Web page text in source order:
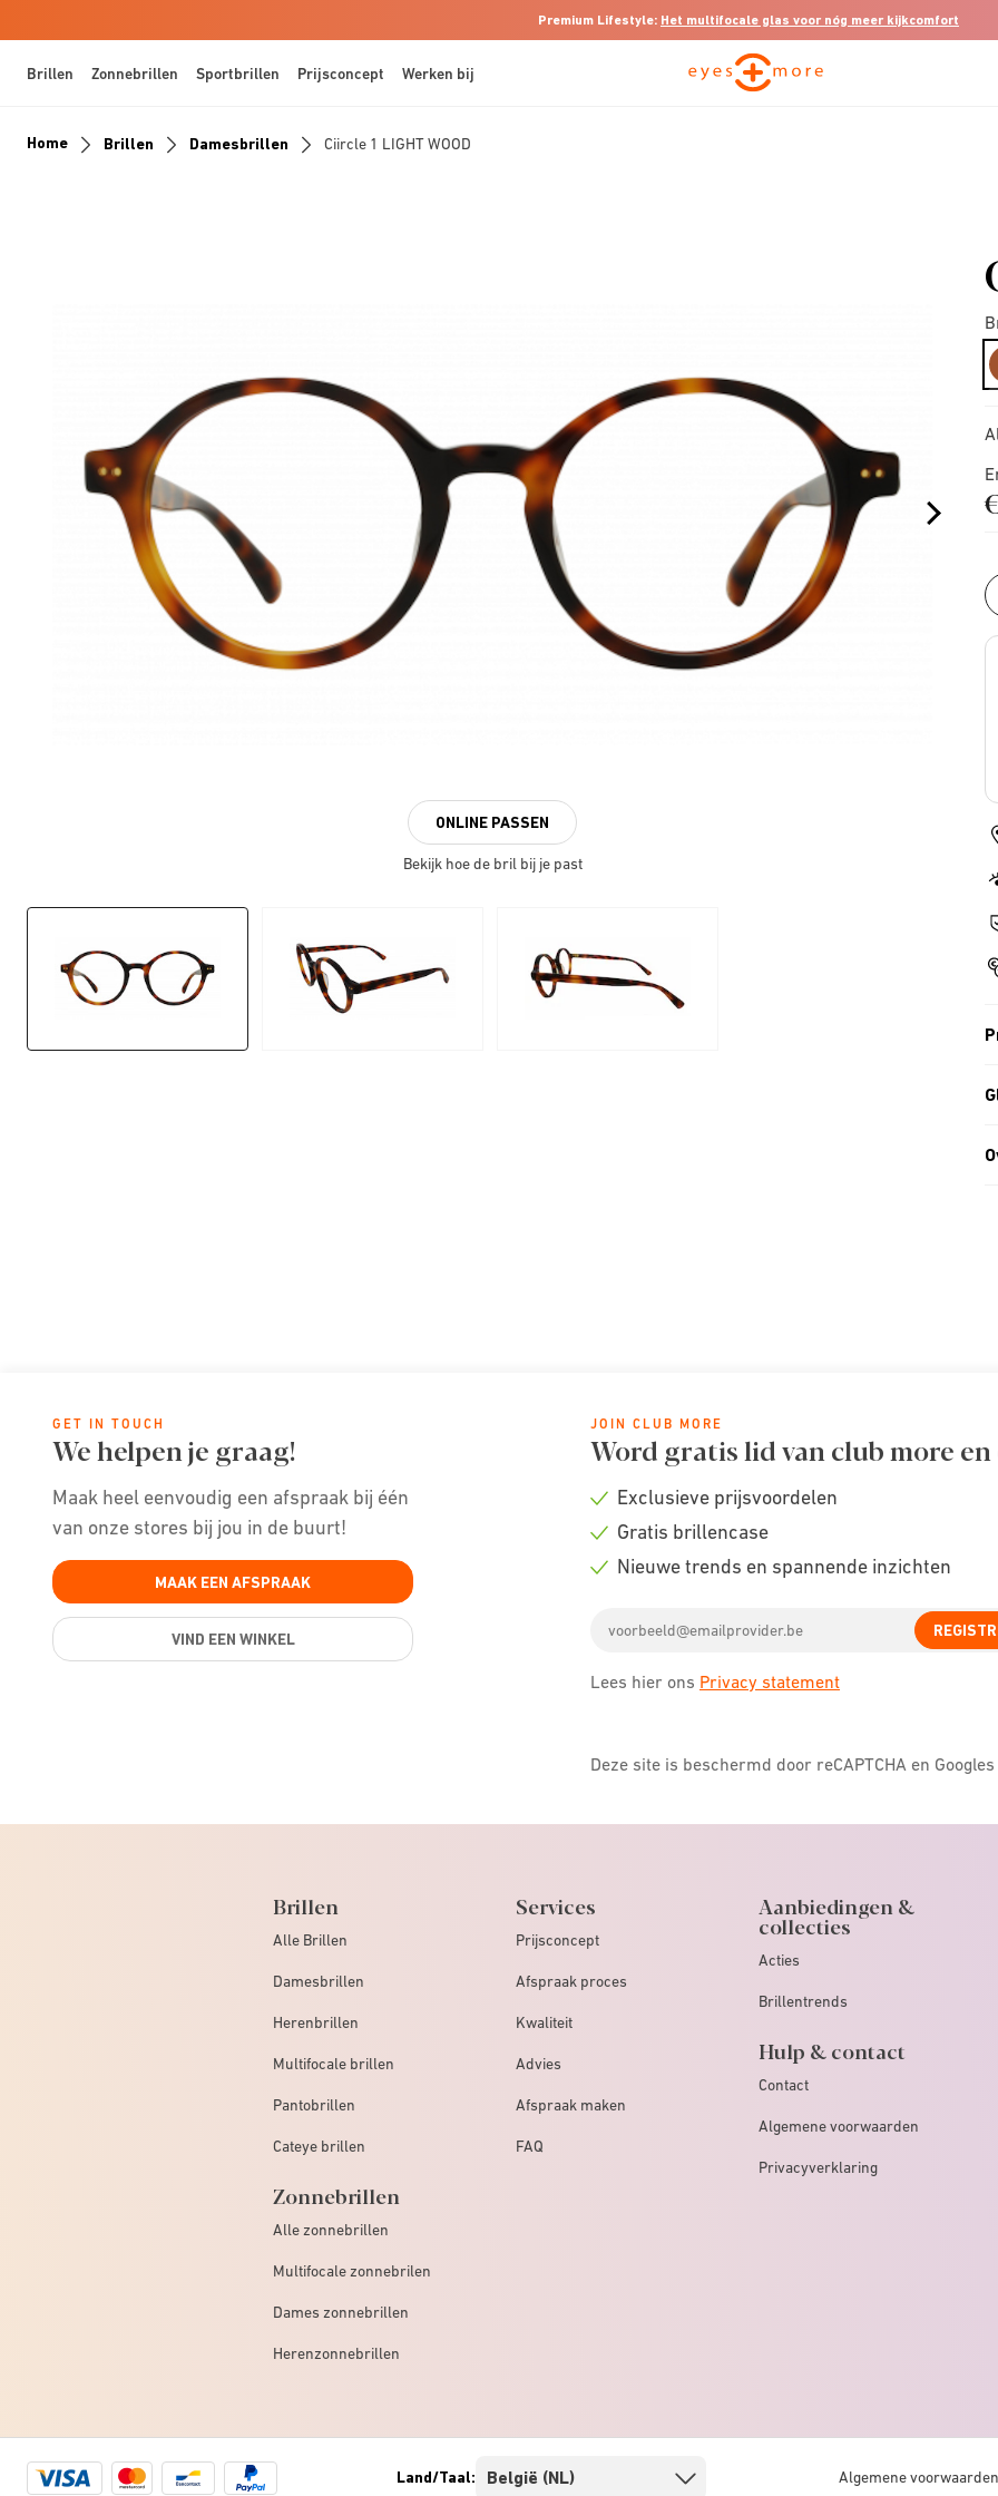
Premium Lifestyle: Het multifocale glas voor nóg meer kijkcomfort
Brillen Zonnebrillen Sportbrillen Prijsconcept Werken bij
Home Brillen Damesbrillen Ciircle 1 LIGHT WOOD
ONLINE PASSEN
Bekijk hoe de bril bij je past
GET IN TOUCH
We helpen je graag!
Maak heel eenvoudig een afspraak bij één
van onze stores bij jou in de buurt!
MAAK EEN AFSPRAAK
VIND EEN WINKEL
JOIN CLUB MORE
Word gratis lid van club more
Check
Exclusieve prijsvoordelen
Check
Gratis brillencase
Nieuwe trends en spannende inzichten
address
Lees hier ons Privacy statement
Deze site is beschermd door reCAPTCHA en Googles
Brillen
Alle Brillen
Damesbrillen
Herenbrillen
Multifocale brillen
Pantobrillen
Cateye brillen
Zonnebrillen
Alle zonnebrillen
Multifocale zonnebrilen
Dames zonnebrillen
Herenzonnebrillen
Services
Prijsconcept
Afspraak proces
Kwaliteit
Advies
Afspraak maken
FAQ
Aanbiedingen &
collecties
Acties
Brillentrends
Hulp & contact
Contact
Algemene voorwaarden
Privacyverklaring
Visa
MastercardBancontactPaypal Land/Taal: Algemene voorwaarden